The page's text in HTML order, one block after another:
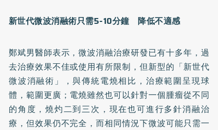
新世代微波消融術只需5-10分鐘 降低不適感
鄭斌男醫師表示，微波消融治療研發已有十多年，過
去治療效果不佳或使用有所限制，但新型的「新世代
微波消融術」，與傳統電燒相比，治療範圍呈現球
體，範圍更廣；電燒雖然也可以針對一個腫瘤從不同
的角度，燒灼二到三次，現在也可進行多針消融治
療，但效果仍不完全，而相同情況下微波可能只需一